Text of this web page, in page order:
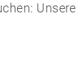
Unsere